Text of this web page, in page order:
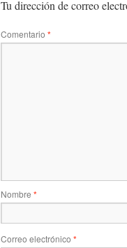
Tu dirección de correo
Comentario *
Nombre *
Correo electrónico *